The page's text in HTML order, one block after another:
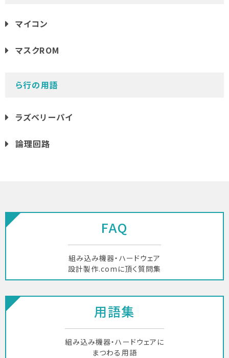
マイコン
マスクROM
ら行の用語
ラズベリーパイ
論理回路
FAQ
組み込み機器・ハードウェア
設計製作.comに頂く質問集
用語集
組み込み機器・ハードウェアに
まつわる用語